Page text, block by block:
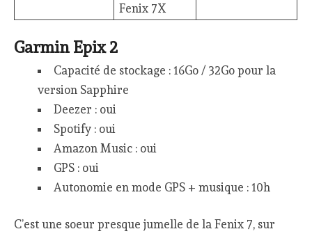
Fenix 7X
Garmin Epix 2
Capacité de stockage : 16Go / 32Go pour la
version Sapphire
Deezer : oui
Spotify : oui
Amazon Music : oui
GPS : oui
Autonomie en mode GPS + musique : 10h
C’est une soeur presque jumelle de la Fenix 7, sur